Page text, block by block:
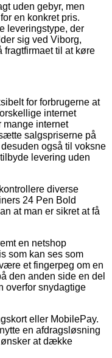
uden gebyr, men
en konkret pris.
leveringstype, der
sig ved Viborg,
fragtfirmaet til at køre
for forbrugerne at
internet
mange internet
salgspriserne på
også til voksne
levering uden
diverse
24 Pen Bold
at man er sikret at få
en netshop
som kan ses som
et fingerpeg om en
den anden side en del
overfor snydagtige
eller MobilePay.
en afdragsløsning
at dække